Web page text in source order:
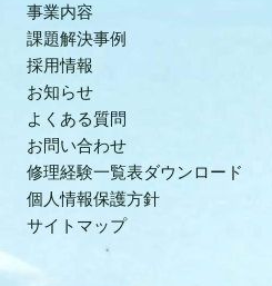
事業内容
課題解決事例
採用情報
お知らせ
よくある質問
お問い合わせ
修理経験一覧表ダウンロード
個人情報保護方針
サイトマップ